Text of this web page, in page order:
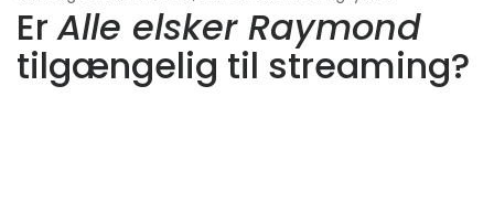
ErAlle elsker Raymond
tilgængelig til streaming?